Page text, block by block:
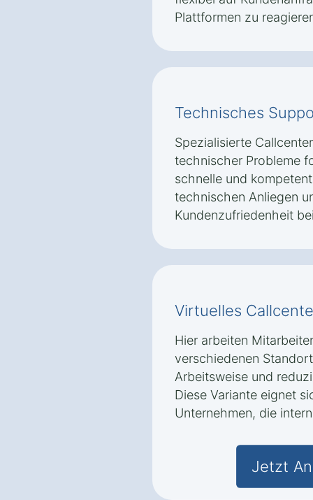
Plattformen zu
Technisches
Spezialisierte
technischer Probleme
schnelle und
technischen Anliegen
Kundenzufriedenheit
Virtuelles
Hier arbeiten
verschiedenen
Arbeitsweise und
Diese Variante eignet
Unternehmen, die
Jetzt